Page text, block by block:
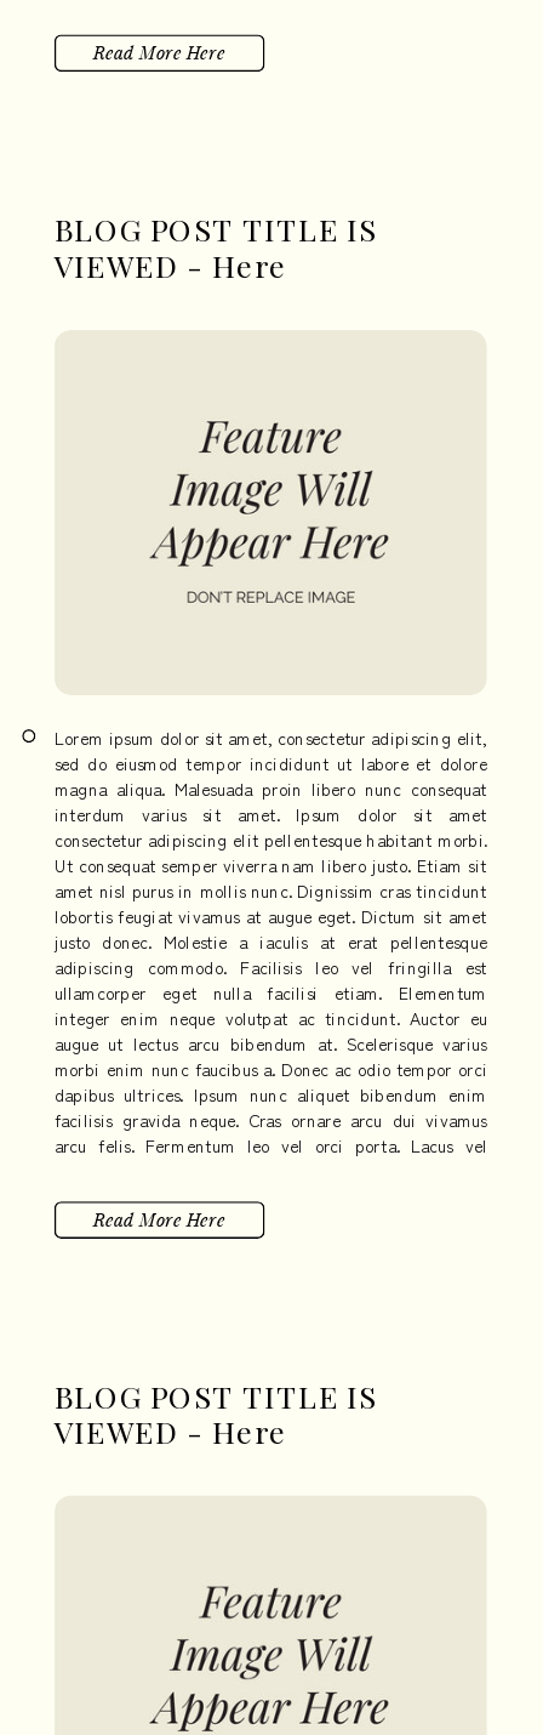
adipiscing vitae proin sagittis nisl.
Read More Here
BLOG POST TITLE IS
VIEWED - Here
Lorem ipsum dolor sit amet, consectetur adipiscing elit,
sed do eiusmod tempor incididunt ut labore et dolore
magna aliqua. Malesuada proin libero nunc consequat
interdum varius sit amet. Ipsum dolor sit amet
consectetur adipiscing elit pellentesque habitant morbi.
Ut consequat semper viverra nam libero justo. Etiam sit
amet nisl purus in mollis nunc. Dignissim cras tincidunt
lobortis feugiat vivamus at augue eget. Dictum sit amet
justo donec. Molestie a iaculis at erat pellentesque
adipiscing commodo. Facilisis leo vel fringilla est
ullamcorper eget nulla facilisi etiam. Elementum
integer enim neque volutpat ac tincidunt. Auctor eu
augue ut lectus arcu bibendum at. Scelerisque varius
morbi enim nunc faucibus a. Donec ac odio tempor orci
dapibus ultrices. Ipsum nunc aliquet bibendum enim
facilisis gravida neque. Cras ornare arcu dui vivamus
arcu felis. Fermentum leo vel orci porta. Lacus vel
adipiscing vitae proin sagittis nisl.
Read More Here
BLOG POST TITLE IS
VIEWED - Here